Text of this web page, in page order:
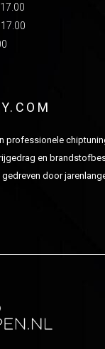
professionele
en
door